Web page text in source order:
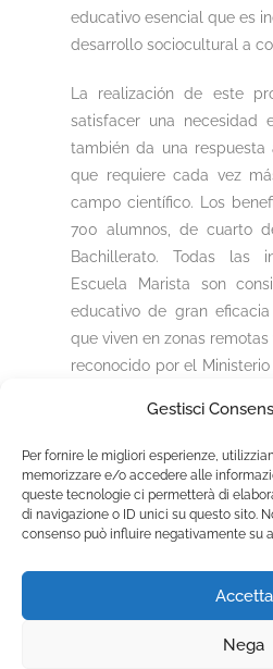
Gestisci
Per fornire le migliori esperienze,
memorizzare e/o accedere alle
queste tecnologie ci permetterà di
di navigazione o ID unici su questo sito.
consenso può influire negativamente su
Accetta
Nega
educativo esencial que es
desarrollo sociocultural a
La realización de este
satisfacer una necesidad
también da una respuesta
que requiere cada vez
campo científico. Los
700 alumnos, de cuarto
Bachillerato. Todas las
Escuela Marista son
educativo de gran
que viven en zonas
reconocido por el
didácticos que logran los
Fondazione Marista per la Solidarietà
P.le M. Champagnat, 2 00144 Roma,
| C.F. 97484360587
Política de ‘cookies’